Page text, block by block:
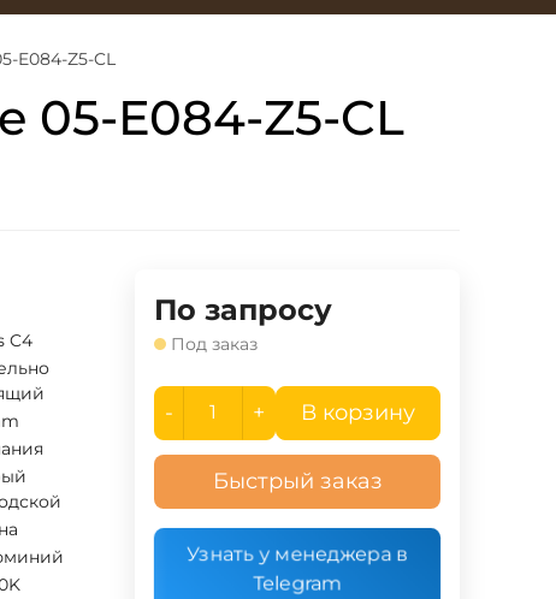
E084-Z5-CL
05-E084-Z5-CL
C4
По запросу
Под заказ
- + В корзину
Быстрый заказ
Узнать у менеджера в
Telegram